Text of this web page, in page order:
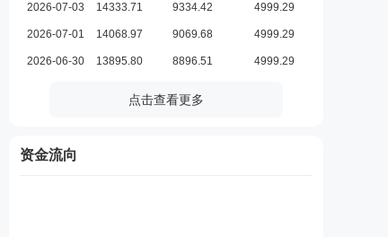
2026-07-03 14333.71 9334.42 4999.29
2026-07-01 14068.97 9069.68 4999.29
2026-06-30 13895.80 8896.51 4999.29
点击查看更多
资金流向